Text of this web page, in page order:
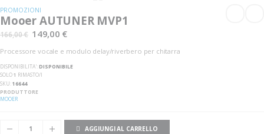
galleria
di
immagini
galleria
di
immagini
PROMOZIONI
Mooer AUTUNER MVP1
166,00 € 149,00 €
Processore vocale e modulo delay/riverbero per chitarra
DISPONIBILITA':DISPONIBILE
SOLO1 RIMASTO/I
SKU 16644
PRODUTTORE
MOOER
AGGIUNGI AL CARRELLO